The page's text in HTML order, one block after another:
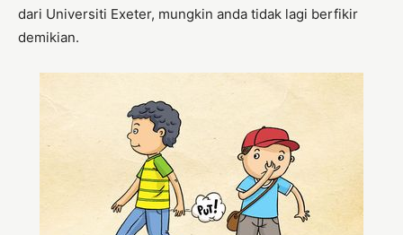
dari Universiti Exeter, mungkin anda tidak lagi berfikir
demikian.